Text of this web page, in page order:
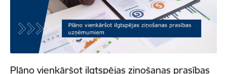
Plāno vienkāršot ilgtspējas ziņošanas prasības